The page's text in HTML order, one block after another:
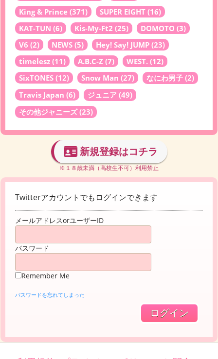
King & Prince (371) SUPER EIGHT (16)
KAT-TUN (6) Kis-My-Ft2 (25) DOMOTO (3)
V6 (2) NEWS (5) Hey! Say! JUMP (23)
timelesz (11) A.B.C-Z (7) WEST. (12)
SixTONES (12) Snow Man (27) なにわ男子 (2)
Travis Japan (6) ジュニア (49)
その他ジャニーズ(23)
新規登録はコチラ
※１８歳未満（高校生不可）利用禁止
Twitterアカウントでもログインできます
メールアドレスorユーザーID
パスワード
Remember Me
パスワードを忘れてしまった